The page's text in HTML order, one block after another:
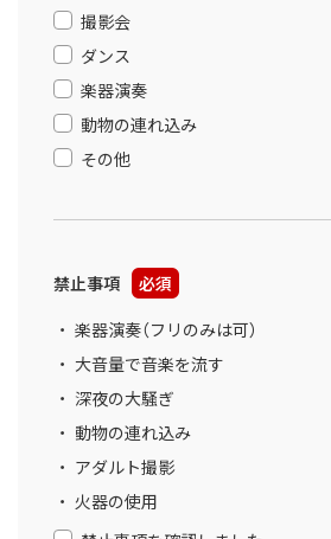
撮影会
ダンス
楽器演奏
動物の連れ込み
その他
禁止事項
必須
楽器演奏（フリのみは可）
大音量で音楽を流す
深夜の大騒ぎ
動物の連れ込み
アダルト撮影
火器の使用